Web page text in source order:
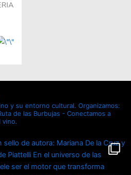
y su entorno cultural. Organizamos:
de las Burbujas - Conectamos a
vino.